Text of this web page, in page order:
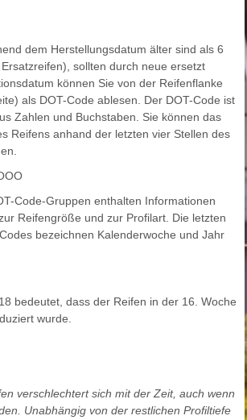
dem Herstellungsdatum älter sind als 6
sollten durch neue ersetzt
können Sie von der Reifenflanke
als DOT-Code ablesen. Der DOT-Code ist
Zahlen und Buchstaben. Sie können das
Reifens anhand der letzten vier Stellen des
Code-Gruppen enthalten Informationen
Reifengröße und zur Profilart. Die letzten
bezeichnen Kalenderwoche und Jahr
bedeutet, dass der Reifen in der 16. Woche
wurde.
verschlechtert sich mit der Zeit, auch wenn
Unabhängig von der restlichen Profiltiefe